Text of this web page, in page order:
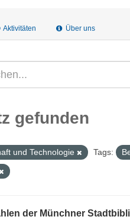
Aktivitäten Über uns
gefunden
und Technologie Tags:
der Münchner